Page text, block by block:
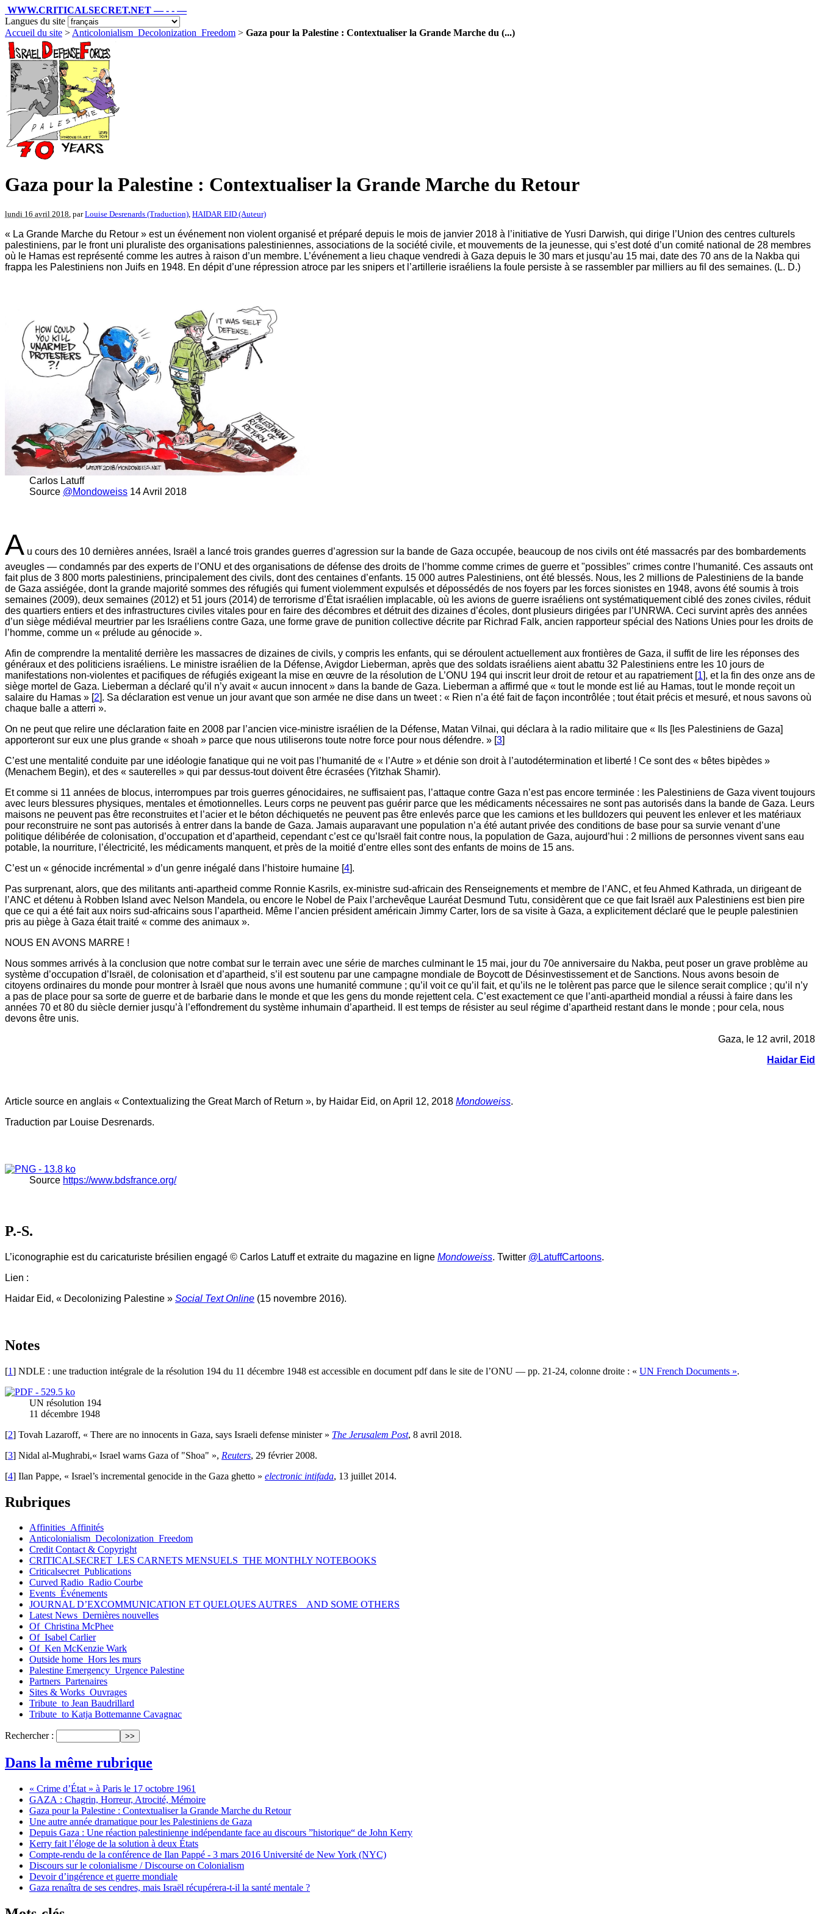
WWW.CRITICALSECRET.NET — - - —
Langues du site
Accueil du site > Anticolonialism_Decolonization_Freedom > Gaza pour la Palestine : Contextualiser la Grande Marche du (...)
Gaza pour la Palestine : Contextualiser la Grande Marche du Retour
lundi 16 avril 2018 , parLouise Desrenards (Traduction) HAIDAR EID (Auteur)
« La Grande Marche du Retour » est un événement non violent organisé et préparé depuis le mois de janvier 2018 à l’initiative de Yusri Darwish, qui dirige l’Union des centres culturels
palestiniens, par le front uni pluraliste des organisations palestiniennes, associations de la société civile, et mouvements de la jeunesse, qui s’est doté d’un comité national de 28 membres
où le Hamas est représenté comme les autres à raison d’un membre. L’événement a lieu chaque vendredi à Gaza depuis le 30 mars et jusqu’au 15 mai, date des 70 ans de la Nakba qui
frappa les Palestiniens non Juifs en 1948. En dépit d’une répression atroce par les snipers et l’artillerie israéliens la foule persiste à se rassembler par milliers au fil des semaines. (L. D.)
Carlos Latuff
Source @Mondoweiss 14 Avril 2018
A u cours des 10 dernières années, Israël a lancé trois grandes guerres d’agression sur la bande de Gaza occupée, beaucoup de nos civils ont été massacrés par des bombardements
aveugles — condamnés par des experts de l’ONU et des organisations de défense des droits de l’homme comme crimes de guerre et "possibles" crimes contre l’humanité. Ces assauts ont
fait plus de 3 800 morts palestiniens, principalement des civils, dont des centaines d’enfants. 15 000 autres Palestiniens, ont été blessés. Nous, les 2 millions de Palestiniens de la bande
de Gaza assiégée, dont la grande majorité sommes des réfugiés qui fument violemment expulsés et dépossédés de nos foyers par les forces sionistes en 1948, avons été soumis à trois
semaines (2009), deux semaines (2012) et 51 jours (2014) de terrorisme d’État israélien implacable, où les avions de guerre israéliens ont systématiquement ciblé des zones civiles, réduit
des quartiers entiers et des infrastructures civiles vitales pour en faire des décombres et détruit des dizaines d’écoles, dont plusieurs dirigées par l’UNRWA. Ceci survint après des années
d’un siège médiéval meurtrier par les Israéliens contre Gaza, une forme grave de punition collective décrite par Richrad Falk, ancien rapporteur spécial des Nations Unies pour les droits de
l’homme, comme un « prélude au génocide ».
Afin de comprendre la mentalité derrière les massacres de dizaines de civils, y compris les enfants, qui se déroulent actuellement aux frontières de Gaza, il suffit de lire les réponses des
généraux et des politiciens israéliens. Le ministre israélien de la Défense, Avigdor Lieberman, après que des soldats israéliens aient abattu 32 Palestiniens entre les 10 jours de
manifestations non-violentes et pacifiques de réfugiés exigeant la mise en œuvre de la résolution de L’ONU 194 qui inscrit leur droit de retour et au rapatriement [1], et la fin des onze ans de
siège mortel de Gaza. Lieberman a déclaré qu’il n’y avait « aucun innocent » dans la bande de Gaza. Lieberman a affirmé que « tout le monde est lié au Hamas, tout le monde reçoit un
salaire du Hamas » [2]. Sa déclaration est venue un jour avant que son armée ne dise dans un tweet : « Rien n’a été fait de façon incontrôlée ; tout était précis et mesuré, et nous savons où
chaque balle a atterri ».
On ne peut que relire une déclaration faite en 2008 par l’ancien vice-ministre israélien de la Défense, Matan Vilnai, qui déclara à la radio militaire que « Ils [les Palestiniens de Gaza]
apporteront sur eux une plus grande « shoah » parce que nous utiliserons toute notre force pour nous défendre. » [3]
C’est une mentalité conduite par une idéologie fanatique qui ne voit pas l’humanité de « l’Autre » et dénie son droit à l’autodétermination et liberté ! Ce sont des « bêtes bipèdes »
(Menachem Begin), et des « sauterelles » qui par dessus-tout doivent être écrasées (Yitzhak Shamir).
Et comme si 11 années de blocus, interrompues par trois guerres génocidaires, ne suffisaient pas, l’attaque contre Gaza n’est pas encore terminée : les Palestiniens de Gaza vivent toujours
avec leurs blessures physiques, mentales et émotionnelles. Leurs corps ne peuvent pas guérir parce que les médicaments nécessaires ne sont pas autorisés dans la bande de Gaza. Leurs
maisons ne peuvent pas être reconstruites et l’acier et le béton déchiquetés ne peuvent pas être enlevés parce que les camions et les bulldozers qui peuvent les enlever et les matériaux
pour reconstruire ne sont pas autorisés à entrer dans la bande de Gaza. Jamais auparavant une population n’a été autant privée des conditions de base pour sa survie venant d’une
politique délibérée de colonisation, d’occupation et d’apartheid, cependant c’est ce qu’Israël fait contre nous, la population de Gaza, aujourd’hui : 2 millions de personnes vivent sans eau
potable, la nourriture, l’électricité, les médicaments manquent, et près de la moitié d’entre elles sont des enfants de moins de 15 ans.
C’est un « génocide incrémental » d’un genre inégalé dans l’histoire humaine [4].
Pas surprenant, alors, que des militants anti-apartheid comme Ronnie Kasrils, ex-ministre sud-africain des Renseignements et membre de l’ANC, et feu Ahmed Kathrada, un dirigeant de
l’ANC et détenu à Robben Island avec Nelson Mandela, ou encore le Nobel de Paix l’archevêque Lauréat Desmund Tutu, considèrent que ce que fait Israël aux Palestiniens est bien pire
que ce qui a été fait aux noirs sud-africains sous l’apartheid. Même l’ancien président américain Jimmy Carter, lors de sa visite à Gaza, a explicitement déclaré que le peuple palestinien
pris au piège à Gaza était traité « comme des animaux ».
NOUS EN AVONS MARRE !
Nous sommes arrivés à la conclusion que notre combat sur le terrain avec une série de marches culminant le 15 mai, jour du 70e anniversaire du Nakba, peut poser un grave problème au
système d’occupation d’Israël, de colonisation et d’apartheid, s’il est soutenu par une campagne mondiale de Boycott de Désinvestissement et de Sanctions. Nous avons besoin de
citoyens ordinaires du monde pour montrer à Israël que nous avons une humanité commune ; qu’il voit ce qu’il fait, et qu’ils ne le tolèrent pas parce que le silence serait complice ; qu’il n’y
a pas de place pour sa sorte de guerre et de barbarie dans le monde et que les gens du monde rejettent cela. C’est exactement ce que l’anti-apartheid mondial a réussi à faire dans les
années 70 et 80 du siècle dernier jusqu’à l’effondrement du système inhumain d’apartheid. Il est temps de résister au seul régime d’apartheid restant dans le monde ; pour cela, nous
devons être unis.
Gaza, le 12 avril, 2018
Haidar Eid
Article source en anglais « Contextualizing the Great March of Return », by Haidar Eid, on April 12, 2018 Mondoweiss.
Traduction par Louise Desrenards.
Source https://www.bdsfrance.org/
P.-S.
L’iconographie est du caricaturiste brésilien engagé © Carlos Latuff et extraite du magazine en ligne Mondoweiss. Twitter @LatuffCartoons.
Lien :
Haidar Eid, « Decolonizing Palestine » Social Text Online (15 novembre 2016).
Notes
[1] NDLE : une traduction intégrale de la résolution 194 du 11 décembre 1948 est accessible en document pdf dans le site de l’ONU — pp. 21-24, colonne droite : « UN French Documents ».
UN résolution 194
11 décembre 1948
[2] Tovah Lazaroff, « There are no innocents in Gaza, says Israeli defense minister » The Jerusalem Post, 8 avril 2018.
[3] Nidal al-Mughrabi,« Israel warns Gaza of "Shoa" », Reuters, 29 février 2008.
[4] Ilan Pappe, « Israel’s incremental genocide in the Gaza ghetto » electronic intifada, 13 juillet 2014.
Rubriques
Affinities_Affinités
Anticolonialism_Decolonization_Freedom
Credit Contact & Copyright
CRITICALSECRET_LES CARNETS MENSUELS_THE MONTHLY NOTEBOOKS
Criticalsecret_Publications
Curved Radio_Radio Courbe
Events_Événements
JOURNAL D’EXCOMMUNICATION ET QUELQUES AUTRES _ AND SOME OTHERS
Latest News_Dernières nouvelles
Of_Christina McPhee
Of_Isabel Carlier
Of_Ken McKenzie Wark
Outside home_Hors les murs
Palestine Emergency_Urgence Palestine
Partners_Partenaires
Sites & Works_Ouvrages
Tribute_to Jean Baudrillard
Tribute_to Katja Bottemanne Cavagnac
Rechercher :
Dans la même rubrique
« Crime d’État » à Paris le 17 octobre 1961
GAZA : Chagrin, Horreur, Atrocité, Mémoire
Gaza pour la Palestine : Contextualiser la Grande Marche du Retour
Une autre année dramatique pour les Palestiniens de Gaza
Depuis Gaza : Une réaction palestinienne indépendante face au discours ”historique“ de John Kerry
Kerry fait l’éloge de la solution à deux États
Compte-rendu de la conférence de Ilan Pappé - 3 mars 2016 Université de New York (NYC)
Discours sur le colonialisme / Discourse on Colonialism
Devoir d’ingérence et guerre mondiale
Gaza renaîtra de ses cendres, mais Israël récupérera-t-il la santé mentale ?